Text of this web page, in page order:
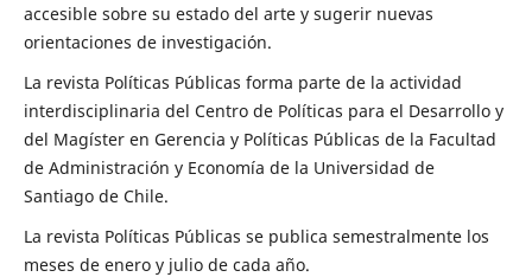
accesible sobre su estado del arte y sugerir nuevas
orientaciones de investigación.
La revista Políticas Públicas forma parte de la actividad
interdisciplinaria del Centro de Políticas para el Desarrollo y
del Magíster en Gerencia y Políticas Públicas de la Facultad
de Administración y Economía de la Universidad de
Santiago de Chile.
La revista Políticas Públicas se publica semestralmente los
meses de enero y julio de cada año.